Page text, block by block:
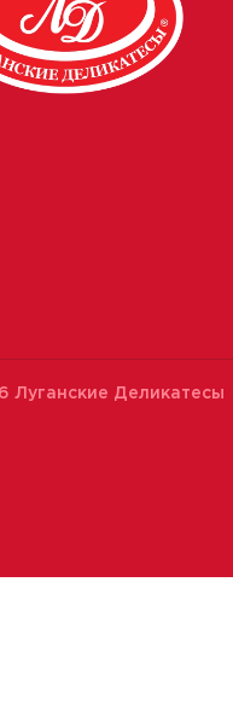
Луганские Деликатесы